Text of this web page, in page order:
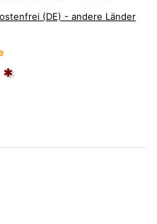
(DE) - andere Länder
*